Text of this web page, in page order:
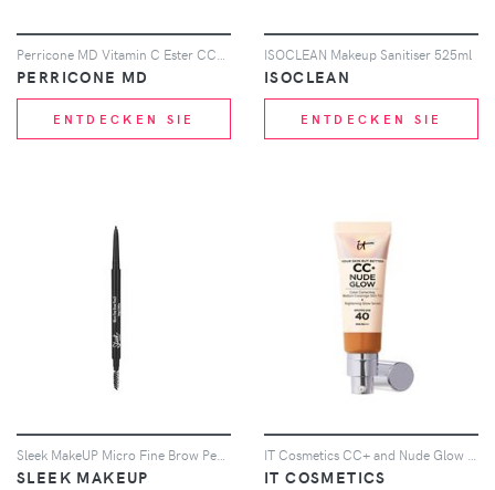
Perricone MD Vitamin C Ester CCC and Ferulic Brightening Complex 20% 59ml
PERRICONE MD
ENTDECKEN SIE
ISOCLEAN Makeup Sanitiser 525ml
ISOCLEAN
ENTDECKEN SIE
Sleek MakeUP Micro Fine Brow Pencil (Various Shades) - Dark Brown
SLEEK MAKEUP
IT Cosmetics CC+ and Nude Glow Lightweight Foundation and Glow Serum with SPF40 32ml (Various Shades) - Tan Rich
IT COSMETICS